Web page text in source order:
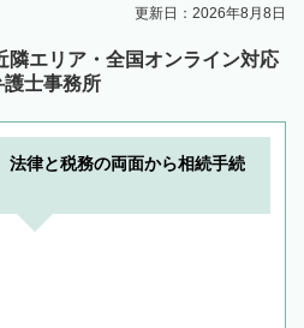
更新日：2026年8月8日
隣エリア・全国オンライン対応
士事務所
法律と税務の両面から相続手続